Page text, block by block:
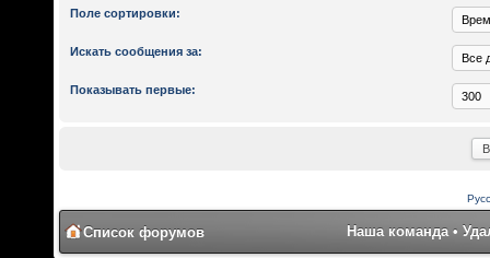
Поле сортировки:
Искать сообщения за:
Показывать первые:
Список форумов Наша команда •